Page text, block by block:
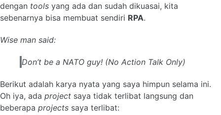
dengan tools yang ada dan sudah dikuasai, kita
sebenarnya bisa membuat sendiri RPA.
Wise man said:
Don’t be a NATO guy! (No Action Talk Only)
Berikut adalah karya nyata yang saya himpun selama ini.
Oh iya, ada project saya tidak terlibat langsung dan
beberapa projects saya terlibat: